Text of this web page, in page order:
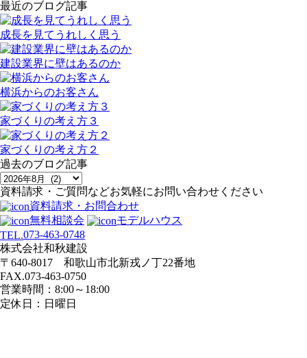
最近のブログ記事
成長を見てうれしく思う
建設業界に壁はあるのか
横浜からのお客さん
家づくりの考え方３
家づくりの考え方２
過去のブログ記事
資料請求・ご質問などお気軽にお問い合わせください
資料請求・お問合わせ
無料相談会
モデルハウス
TEL.073-463-0748
株式会社和秋建設
〒640-8017 和歌山市北新戎ノ丁22番地
FAX.073-463-0750
営業時間：8:00～18:00
定休日：日曜日